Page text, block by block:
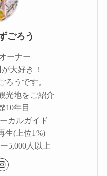
ごろう
ーナー
大好き！
ろうです。
光地をご紹介
10年目
カルガイド
生(上位1%)
5,000人以上